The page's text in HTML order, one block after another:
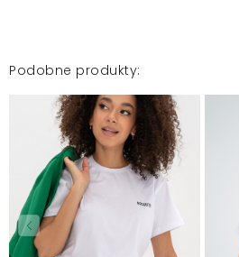
Klientów. Po moderacji publikujemy
negatywne opinie. Więcej informacji
Regulaminie.
Podobne produkty: